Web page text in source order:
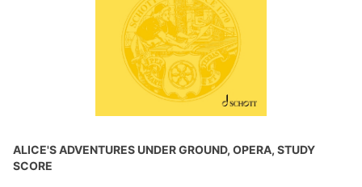
ALICE'S ADVENTURES UNDER GROUND, OPERA, STUDY
SCORE